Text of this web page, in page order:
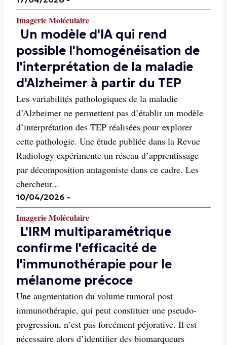
Imagerie Moléculaire
Un modèle d'IA qui rend
possible l'homogénéisation de
l'interprétation de la maladie
d'Alzheimer à partir du TEP
Les variabilités pathologiques de la maladie
d’Alzheimer ne permettent pas d’établir un modèle
d’interprétation des TEP réalisées pour explorer
cette pathologie. Une étude publiée dans la Revue
Radiology expérimente un réseau d’apprentissage
par décomposition antagoniste dans ce cadre. Les
chercheur...
10/04/2026 -
Imagerie Moléculaire
L'IRM multiparamétrique
confirme l'efficacité de
l'immunothérapie pour le
mélanome précoce
Une augmentation du volume tumoral post
immunothérapie, qui peut constituer une pseudo-
progression, n’est pas forcément péjorative. Il est
nécessaire alors d’identifier des biomarqueurs